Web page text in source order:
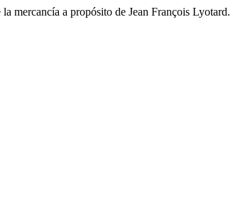
mercancía a propósito de Jean François Lyotard.